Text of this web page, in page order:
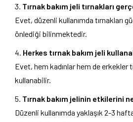
Tırnak bakım jeli tırnakları
Evet, düzenli kullanımda tırnakları
önlediği bilinmektedir.
Herkes tırnak bakım jeli
Evet, hem kadınlar hem de erkekler
kullanabilir.
Tırnak bakım jelinin etkilerini
Düzenli kullanımda yaklaşık 2-3